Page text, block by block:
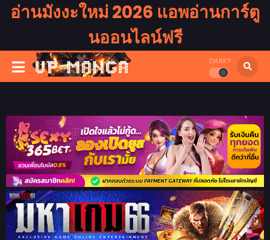
อ่านมังงะใหม่ 2026 แอพอ่านการ์ตู
นออนไลน์ฟรี
DARK?